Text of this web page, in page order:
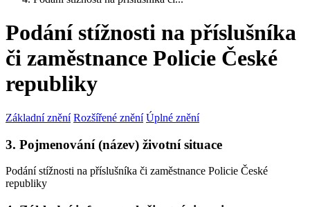
Podání stížnosti na příslušníka
či zaměstnance Policie České
republiky
Základní znění Rozšířené znění Úplné znění
3. Pojmenování (název) životní situace
Podání stížnosti na příslušníka či zaměstnance Policie České
republiky